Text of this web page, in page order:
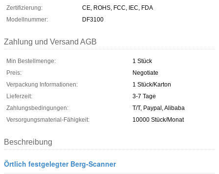
Zertifizierung:
CE, ROHS, FCC, IEC, FDA
Modellnummer:
DF3100
Zahlung und Versand AGB
Min Bestellmenge:
1 Stück
Preis:
Negotiate
Verpackung Informationen:
1 Stück/Karton
Lieferzeit:
3-7 Tage
Zahlungsbedingungen:
T/T, Paypal, Alibaba
Versorgungsmaterial-Fähigkeit:
10000 Stück/Monat
Beschreibung
Örtlich festgelegter Berg-Scanner